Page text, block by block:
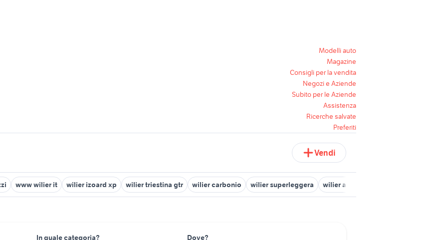
Modelli auto
Magazine
Consigli per la vendita
Negozi e Aziende
Subito per le Aziende
Assistenza
Ricerche salvate
Preferiti
Vendi
www wilier it wilier izoard xp wilier triestina gtr wilier carbonio wilier superleggera wilier asolo biciclette
In quale categoria? Dove?